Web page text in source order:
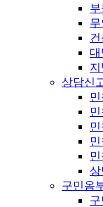
무
대
상담신
민
상
구민옴